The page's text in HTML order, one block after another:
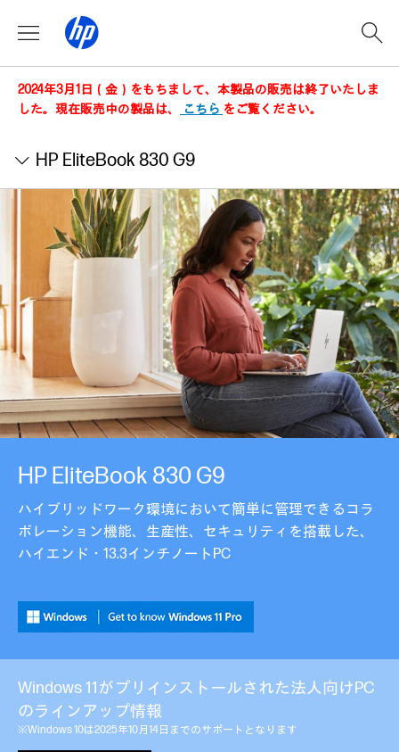
2024年3月1日（金）をもちまして、本製品の販売は終了いたしま
した。現在販売中の製品は、
こちら をご覧ください。
HP EliteBook 830 G9
HP EliteBook 830 G9
ハイブリッドワーク環境において簡単に管理できるコラ
ボレーション機能、生産性、セキュリティを搭載した、
ハイエンド・13.3インチノートPC
Windows 11がプリインストールされた法人向けPC
のラインアップ情報
※Windows 10は2025年10月14日までのサポートとなります